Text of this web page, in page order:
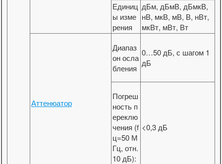
Единиц
ы изме
рения
дБм, дБмВ, дБмкВ,
нВ, мкВ, мВ, В, нВт,
мкВт, мВт, Вт
Аттенюатор
Диапаз
он осла
бления
0…50 дБ, с шагом 1
дБ
Погреш
ность п
ереклю
чения (f
ц=50 М
Гц, отн.
10 дБ):
<0,3 дБ